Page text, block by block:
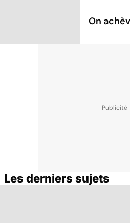
On
Les derniers sujets